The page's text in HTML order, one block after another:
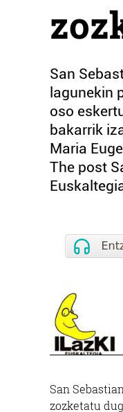
San
lagunekin
oso
bakarrik
Maria
The post
San
zozketatu